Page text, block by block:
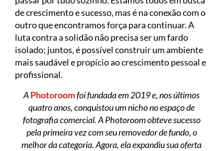
de crescimento e sucesso, mas é na conexão com o
outro que encontramos força para continuar. A
luta contra a solidão não precisa ser um fardo
isolado; juntos, é possível construir um ambiente
mais saudável e propício ao crescimento pessoal e
profissional.
APhotoroomfoi fundada em 2019 e, nos últimos
quatro anos, conquistou um nicho no espaço de
fotografia comercial. A Photoroom obteve sucesso
pela primeira vez com seu removedor de fundo, o
melhor da categoria. Agora, ela expandiu sua oferta